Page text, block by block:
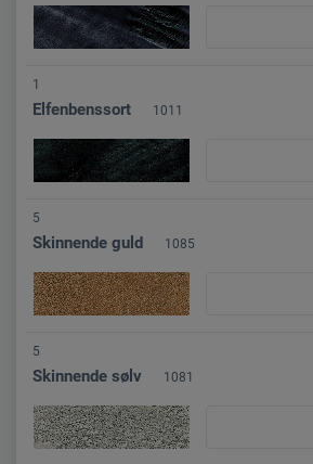
1
Elfenbenssort 1011
5
Skinnende guld 1085
5
Skinnende sølv 1081